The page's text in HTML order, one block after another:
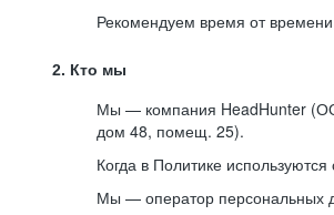
Рекомендуем время от
2. Кто мы
Мы — компания HeadHunter
дом 48, помещ. 25).
Когда в Политике
Мы — оператор персональных